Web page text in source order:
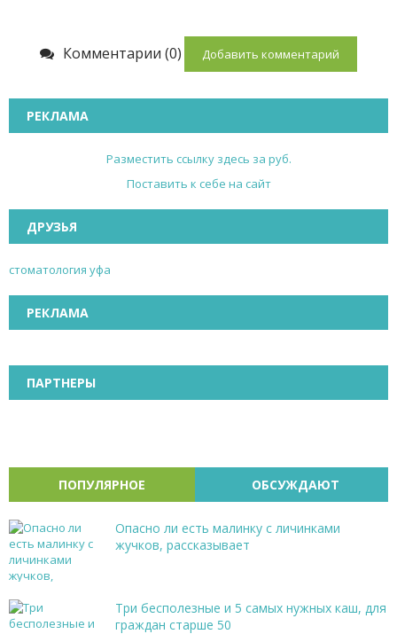
Комментарии (0) Добавить комментарий
РЕКЛАМА
Разместить ссылку здесь за руб.
Поставить к себе на сайт
ДРУЗЬЯ
стоматология уфа
РЕКЛАМА
ПАРТНЕРЫ
ПОПУЛЯРНОЕ ОБСУЖДАЮТ
Опасно ли есть малинку с личинками
жучков, рассказывает
Три бесполезные и 5 самых нужных каш, для
граждан старше 50